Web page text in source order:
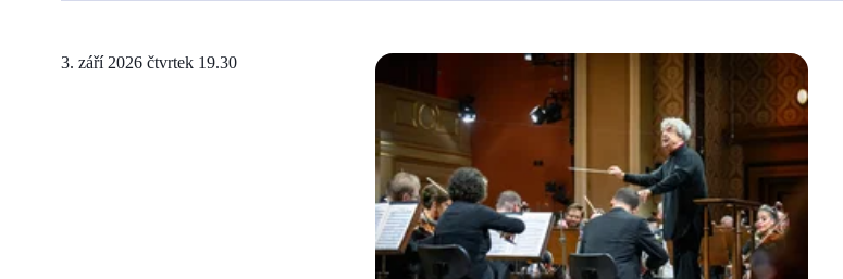
3. září 2026 čtvrtek 19.30